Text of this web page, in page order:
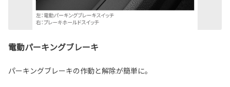
電動パーキングブレーキ
パーキングブレーキの作動と解除が簡単に。